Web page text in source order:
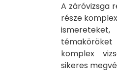
A záróvizsga
része
komplex
sikeres